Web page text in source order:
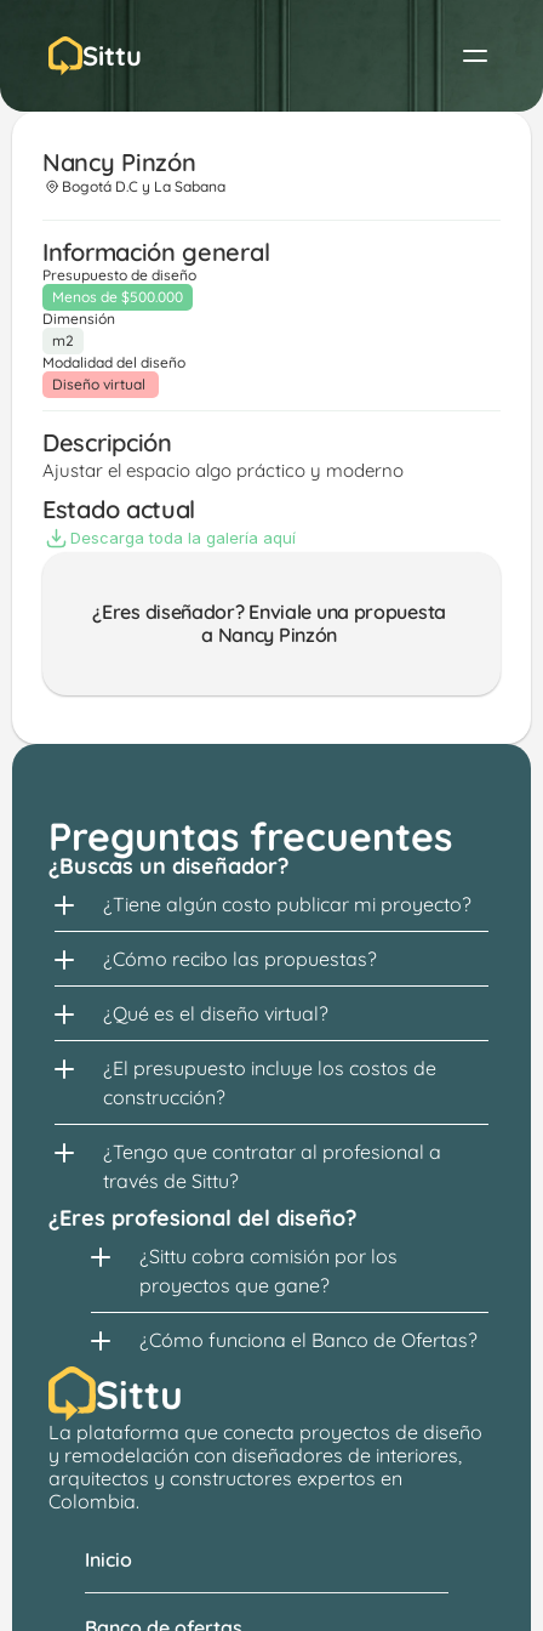
Sittu
Nancy Pinzón
Bogotá D.C y La Sabana
Información general
Presupuesto de diseño
Menos de $500.000
Dimensión
m2
Modalidad del diseño
Diseño virtual
Descripción
Ajustar el espacio algo práctico y moderno
Estado actual
Descarga toda la galería aquí
¿Eres diseñador? Enviale una propuesta
a Nancy Pinzón
Preguntas frecuentes
¿Buscas un diseñador?
¿Tiene algún costo publicar mi proyecto?
¿Cómo recibo las propuestas?
¿Qué es el diseño virtual?
¿El presupuesto incluye los costos de
construcción?
¿Tengo que contratar al profesional a
través de Sittu?
¿Eres profesional del diseño?
¿Sittu cobra comisión por los
proyectos que gane?
¿Cómo funciona el Banco de Ofertas?
Sittu
La plataforma que conecta proyectos de diseño
y remodelación con diseñadores de interiores,
arquitectos y constructores expertos en
Colombia.
Inicio